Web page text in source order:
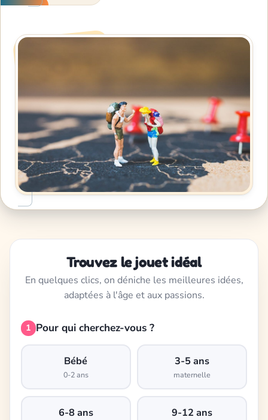
Trouvez le jouet idéal
En quelques clics, on déniche les meilleures idées,
adaptées à l'âge et aux passions.
1 Pour qui cherchez-vous ?
Bébé
0-2 ans
3-5 ans
maternelle
6-8 ans 9-12 ans